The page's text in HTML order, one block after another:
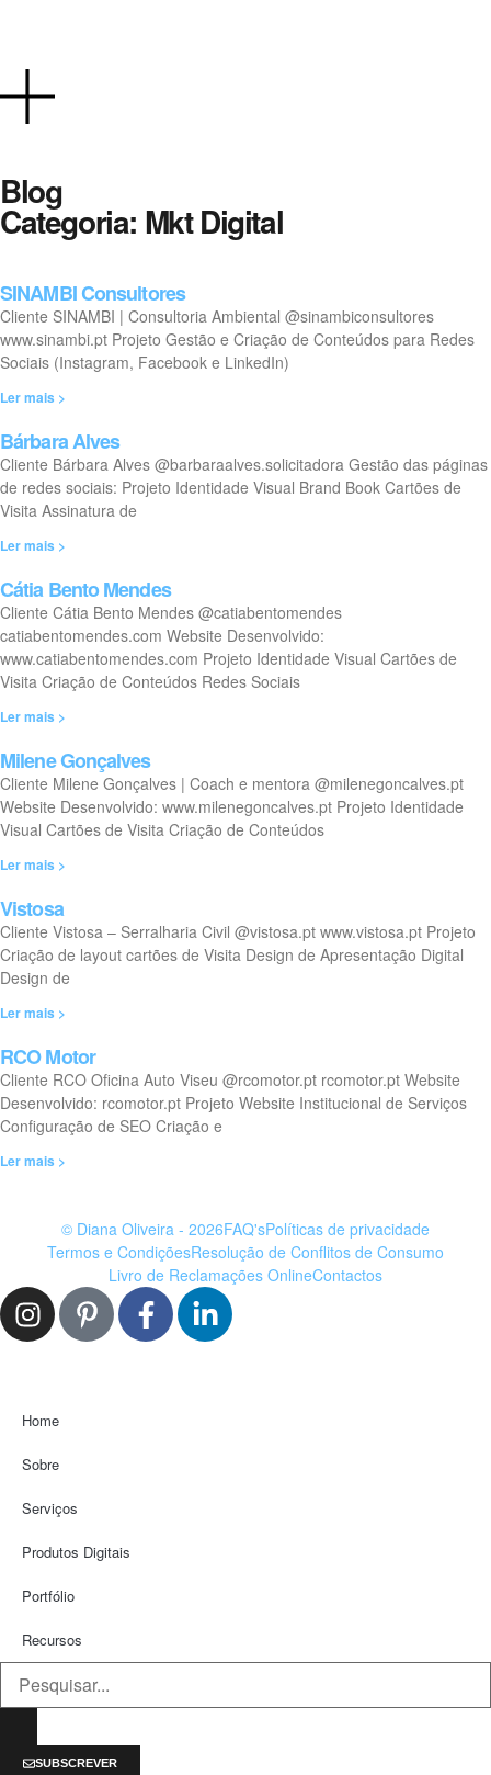
Blog
Categoria: Mkt Digital
SINAMBI Consultores
Cliente SINAMBI | Consultoria Ambiental @sinambiconsultores
www.sinambi.pt Projeto Gestão e Criação de Conteúdos para Redes
Sociais (Instagram, Facebook e LinkedIn)
Ler mais >
Bárbara Alves
Cliente Bárbara Alves @barbaraalves.solicitadora Gestão das páginas
de redes sociais: Projeto Identidade Visual Brand Book Cartões de
Visita Assinatura de
Ler mais >
Cátia Bento Mendes
Cliente Cátia Bento Mendes @catiabentomendes
catiabentomendes.com Website Desenvolvido:
www.catiabentomendes.com Projeto Identidade Visual Cartões de
Visita Criação de Conteúdos Redes Sociais
Ler mais >
Milene Gonçalves
Cliente Milene Gonçalves | Coach e mentora @milenegoncalves.pt
Website Desenvolvido: www.milenegoncalves.pt Projeto Identidade
Visual Cartões de Visita Criação de Conteúdos
Ler mais >
Vistosa
Cliente Vistosa – Serralharia Civil @vistosa.pt www.vistosa.pt Projeto
Criação de layout cartões de Visita Design de Apresentação Digital
Design de
Ler mais >
RCO Motor
Cliente RCO Oficina Auto Viseu @rcomotor.pt rcomotor.pt Website
Desenvolvido: rcomotor.pt Projeto Website Institucional de Serviços
Configuração de SEO Criação e
Ler mais >
© Diana Oliveira - 2026FAQ'sPolíticas de privacidade
Termos e CondiçõesResolução de Conflitos de Consumo
Livro de Reclamações OnlineContactos
Home
Sobre
Serviços
Produtos Digitais
Portfólio
Recursos
SUBSCREVER